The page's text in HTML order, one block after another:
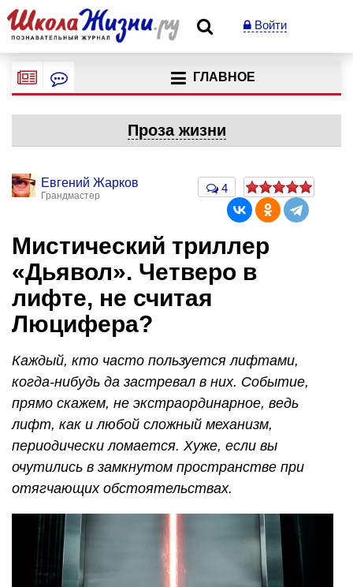
Войти
ГЛАВНОЕ
Проза жизни
Евгений Жарков
Грандмастер
4
Мистический триллер
«Дьявол». Четверо в
лифте, не считая
Люцифера?
Каждый, кто часто пользуется лифтами,
когда-нибудь да застревал в них. Событие,
прямо скажем, не экстраординарное, ведь
лифт, как и любой сложный механизм,
периодически ломается. Хуже, если вы
очутились в замкнутом пространстве при
отягчающих обстоятельствах.